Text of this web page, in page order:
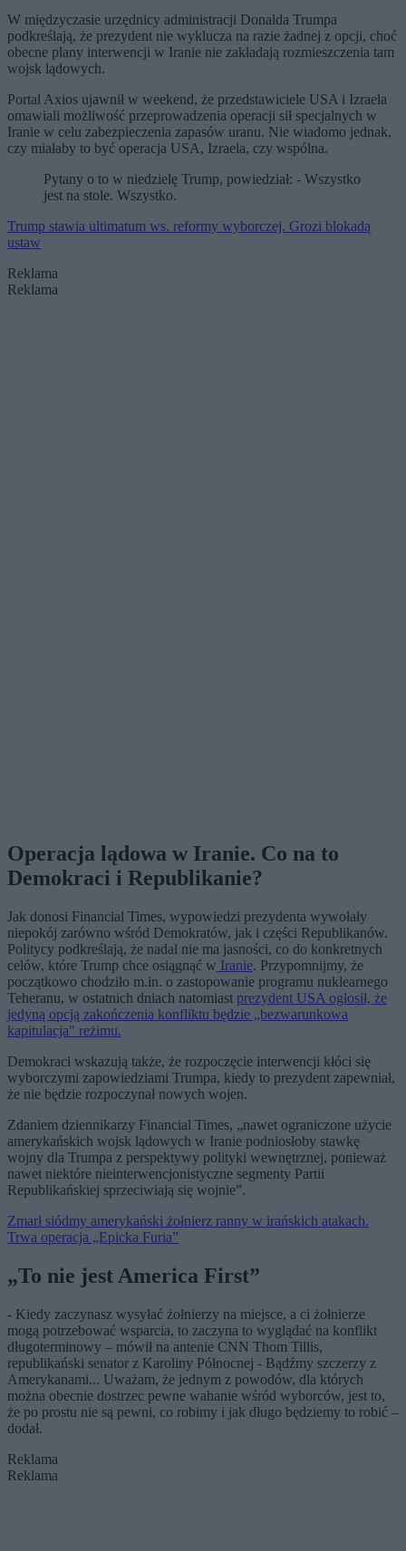
W międzyczasie urzędnicy administracji Donalda Trumpa
podkreślają, że prezydent nie wyklucza na razie żadnej z opcji, choć
obecne plany interwencji w Iranie nie zakładają rozmieszczenia tam
wojsk lądowych.
Portal Axios ujawnił w weekend, że przedstawiciele USA i Izraela
omawiali możliwość przeprowadzenia operacji sił specjalnych w
Iranie w celu zabezpieczenia zapasów uranu. Nie wiadomo jednak,
czy miałaby to być operacja USA, Izraela, czy wspólna.
Pytany o to w niedzielę Trump, powiedział: - Wszystko
jest na stole. Wszystko.
Trump stawia ultimatum ws. reformy wyborczej. Grozi blokadą
ustaw
Reklama
Reklama
Operacja lądowa w Iranie. Co na to
Demokraci i Republikanie?
Jak donosi Financial Times, wypowiedzi prezydenta wywołały
niepokój zarówno wśród Demokratów, jak i części Republikanów.
Politycy podkreślają, że nadal nie ma jasności, co do konkretnych
celów, które Trump chce osiągnąć w Iranie. Przypomnijmy, że
początkowo chodziło m.in. o zastopowanie programu nuklearnego
Teheranu, w ostatnich dniach natomiast prezydent USA ogłosił, że
jedyną opcją zakończenia konfliktu będzie „bezwarunkowa
kapitulacja" reżimu.
Demokraci wskazują także, że rozpoczęcie interwencji kłóci się
wyborczymi zapowiedziami Trumpa, kiedy to prezydent zapewniał,
że nie będzie rozpoczynał nowych wojen.
Zdaniem dziennikarzy Financial Times, „nawet ograniczone użycie
amerykańskich wojsk lądowych w Iranie podniosłoby stawkę
wojny dla Trumpa z perspektywy polityki wewnętrznej, ponieważ
nawet niektóre nieinterwencjonistyczne segmenty Partii
Republikańskiej sprzeciwiają się wojnie”.
Zmarł siódmy amerykański żołnierz ranny w irańskich atakach.
Trwa operacja „Epicka Furia”
„To nie jest America First”
- Kiedy zaczynasz wysyłać żołnierzy na miejsce, a ci żołnierze
mogą potrzebować wsparcia, to zaczyna to wyglądać na konflikt
długoterminowy – mówił na antenie CNN Thom Tillis,
republikański senator z Karoliny Północnej - Bądźmy szczerzy z
Amerykanami... Uważam, że jednym z powodów, dla których
można obecnie dostrzec pewne wahanie wśród wyborców, jest to,
że po prostu nie są pewni, co robimy i jak długo będziemy to robić –
dodał.
Reklama
Reklama